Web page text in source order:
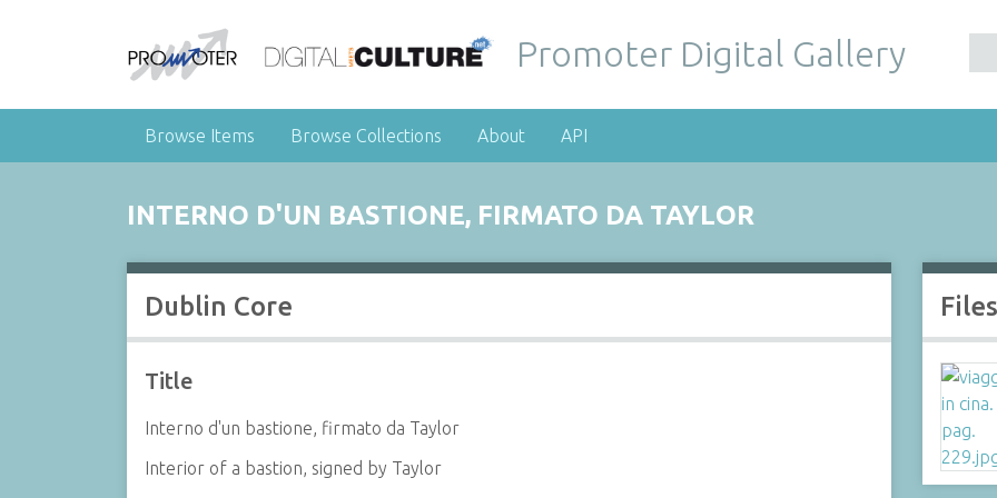
Promoter Digital Gallery
Browse Items Browse Collections About API
INTERNO D'UN BASTIONE, FIRMATO DA TAYLOR
Dublin Core
Title
Interno d'un bastione, firmato da Taylor
Interior of a bastion, signed by Taylor